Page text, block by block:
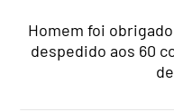
Homem foi
despedido aos 60